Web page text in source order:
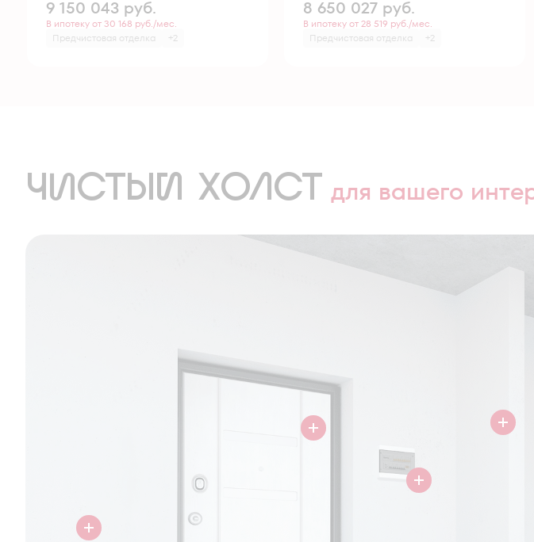
9 150 043 руб.
В ипотеку от 30 168 руб./мес.
Предчистовая отделка
+2
8 650 027 руб.
В ипотеку от 28 519 руб./мес.
Предчистовая отделка
+2
ЧИСТЫЙ ХОЛСТ для вашего